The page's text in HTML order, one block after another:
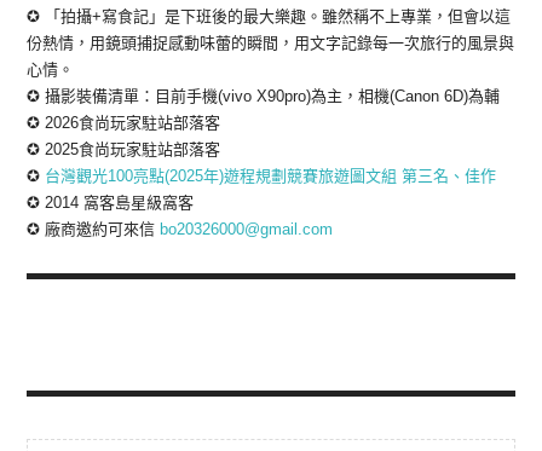
✪ 「拍攝+寫食記」是下班後的最大樂趣。雖然稱不上專業，但會以這
份熱情，用鏡頭捕捉感動味蕾的瞬間，用文字記錄每一次旅行的風景與
心情。
✪ 攝影裝備清單：目前手機(vivo X90pro)為主，相機(Canon 6D)為輔
✪ 2026食尚玩家駐站部落客
✪ 2025食尚玩家駐站部落客
✪ 台灣觀光100亮點(2025年)遊程規劃競賽旅遊圖文組 第三名、佳作
✪ 2014 窩客島星級窩客
✪ 廠商邀約可來信 bo20326000@gmail.com